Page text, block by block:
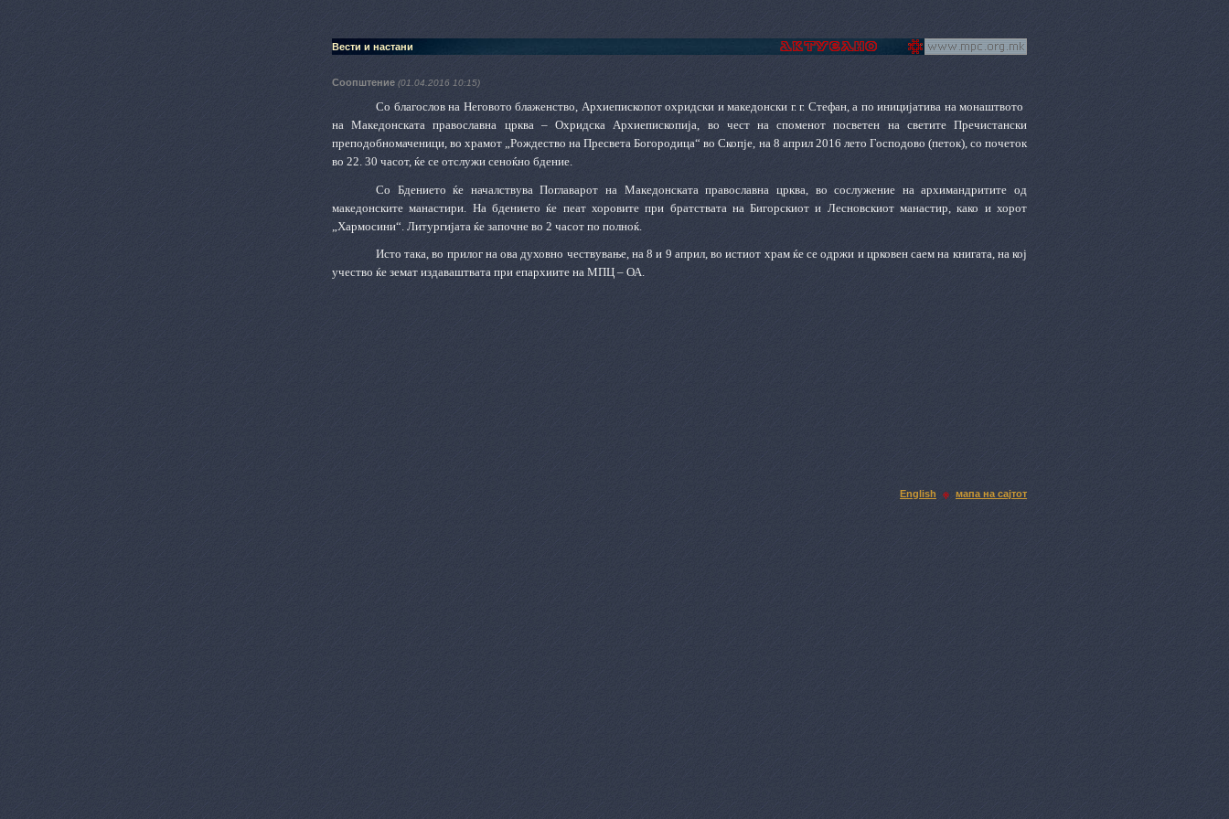
Вести и настани
Соопштение (01.04.2016 10:15)
Со благослов на Неговото блаженство, Архиепископот охридски и македонски г. г. Стефан, а по иницијатива на монаштвото
на Македонската православна црква – Охридска Архиепископија, во чест на споменот посветен на светите Пречистански
преподобномаченици, во храмот „Рождество на Пресвета Богородица“ во Скопје, на 8 април 2016 лето Господово (петок), со почеток
во 22. 30 часот, ќе се отслужи сеноќно бдение.
Со Бдението ќе началствува Поглаварот на Македонската православна црква, во сослужение на архимандритите од
македонските манастири. На бдението ќе пеат хоровите при братствата на Бигорскиот и Лесновскиот манастир, како и хорот
„Хармосини“. Литургијата ќе започне во 2 часот по полноќ.
Исто така, во прилог на ова духовно чествување, на 8 и 9 април, во истиот храм ќе се одржи и црковен саем на книгата, на кој
учество ќе земат издаваштвата при епархиите на МПЦ – ОА.
English мапа на сајтот